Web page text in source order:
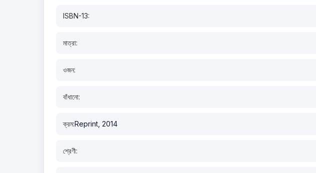
ISBN-13:
মাত্রা:
ওজন:
বাঁধানো:
ক্রম:Reprint, 2014
শ্রেণী: